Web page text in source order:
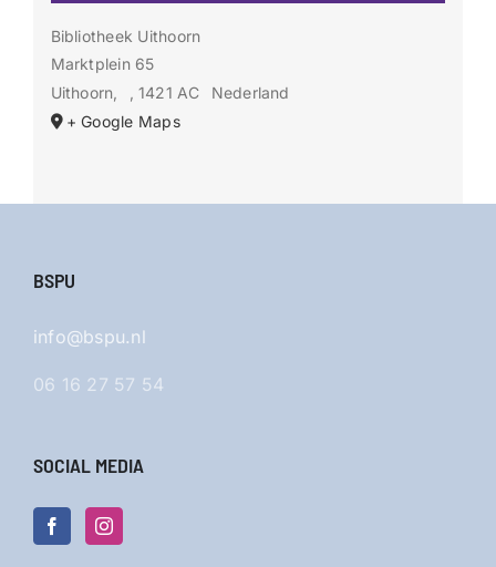
Bibliotheek Uithoorn
Marktplein 65
Uithoorn
, 1421 AC
Nederland
+ Google Maps
BSPU
info@bspu.nl
06 16 27 57 54
SOCIAL MEDIA